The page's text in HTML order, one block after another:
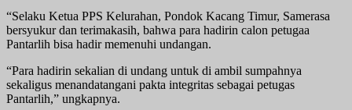
“Selaku Ketua PPS Kelurahan, Pondok Kacang Timur, Samerasa
bersyukur dan terimakasih, bahwa para hadirin calon petugaa
Pantarlih bisa hadir memenuhi undangan.
“Para hadirin sekalian di undang untuk di ambil sumpahnya
sekaligus menandatangani pakta integritas sebagai petugas
Pantarlih,” ungkapnya.